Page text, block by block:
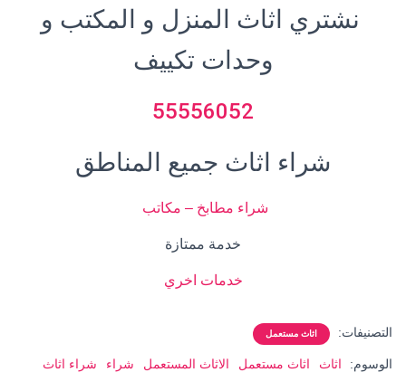
نشتري اثاث المنزل و المكتب و
وحدات تكييف
55556052
شراء اثاث جميع المناطق
شراء مطابخ – مكاتب
خدمة ممتازة
خدمات اخر ي
التصنيفات: اثاث مستعمل
الوسوم: اثاث اثاث مستعمل الاثاث المستعمل شراء
شراء اثاث